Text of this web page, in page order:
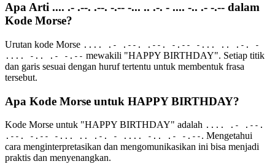
Apa Arti .... .- .--. .--. -.-- -... .. .-. - .... -.. .- -.-- dalam
Kode Morse?
Urutan kode Morse .... .- .--. .--. -.-- -... .. .-. -
.... -.. .- -.-- mewakili "HAPPY BIRTHDAY". Setiap titik
dan garis sesuai dengan huruf tertentu untuk membentuk frasa
tersebut.
Apa Kode Morse untuk HAPPY BIRTHDAY?
Kode Morse untuk "HAPPY BIRTHDAY" adalah .... .- .--.
.--. -.-- -... .. .-. - .... -.. .- -.-- . Mengetahui
cara menginterpretasikan dan mengomunikasikan ini bisa menjadi
praktis dan menyenangkan.